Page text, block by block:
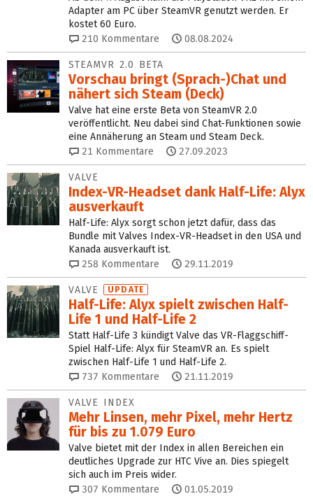
Adapter am PC über SteamVR genutzt werden. Er
kostet 60 Euro.
210 Kommentare 08.08.2024
STEAMVR 2.0 BETA
Vorschau bringt (Sprach-)Chat und
nähert sich Steam (Deck)
Valve hat eine erste Beta von SteamVR 2.0
veröffentlicht. Neu dabei sind Chat-Funktionen sowie
eine Annäherung an Steam und Steam Deck.
21 Kommentare 27.09.2023
VALVE
Index-VR-Headset dank Half-Life: Alyx
ausverkauft
Half-Life: Alyx sorgt schon jetzt dafür, dass das
Bundle mit Valves Index-VR-Headset in den USA und
Kanada ausverkauft ist.
258 Kommentare 29.11.2019
VALVE UPDATE
Half-Life: Alyx spielt zwischen Half-
Life 1 und Half-Life 2
Statt Half-Life 3 kündigt Valve das VR-Flaggschiff-
Spiel Half-Life: Alyx für SteamVR an. Es spielt
zwischen Half-Life 1 und Half-Life 2.
737 Kommentare 21.11.2019
VALVE INDEX
Mehr Linsen, mehr Pixel, mehr Hertz
für bis zu 1.079 Euro
Valve bietet mit der Index in allen Bereichen ein
deutliches Upgrade zur HTC Vive an. Dies spiegelt
sich auch im Preis wider.
307 Kommentare 01.05.2019